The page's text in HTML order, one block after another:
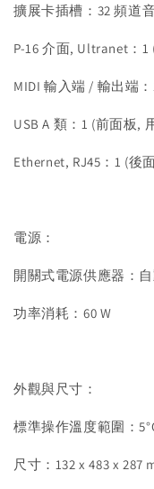
擴展卡插槽：32 頻道
P-16 介面, Ultranet：
MIDI 輸入端 / 輸出端：
USB A 類：1 (前面板,
Ethernet, RJ45：1 (後
電源：
開關式電源供應器：自
功率消耗：60 W
外觀與尺寸：
標準操作溫度範圍：
尺寸：132 x 483 x 287